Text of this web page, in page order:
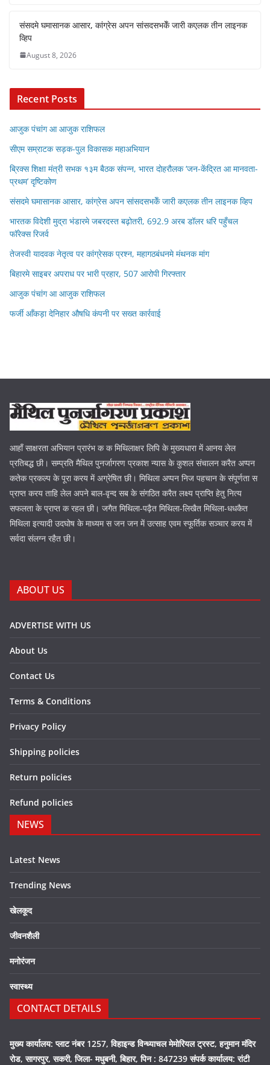
संसदमे घमासानक आसार, कांग्रेस अपन सांसदसभकेँ जारी कएलक तीन लाइनक
व्हिप
August 8, 2026
Recent Posts
आजुक पंचांग आ आजुक राशिफल
सीएम सम्राटक सड़क-पुल विकासक महाअभियान
ब्रिक्स शिक्षा मंत्री सभक १३म बैठक संपन्न, भारत दोहरौलक ‘जन-केंद्रित आ मानवता-
प्रथम’ दृष्टिकोण
संसदमे घमासानक आसार, कांग्रेस अपन सांसदसभकेँ जारी कएलक तीन लाइनक व्हिप
भारतक विदेशी मुद्रा भंडारमे जबरदस्त बढ़ोतरी, 692.9 अरब डॉलर धरि पहुँचल
फॉरेक्स रिजर्व
तेजस्वी यादवक नेतृत्व पर कांग्रेसक प्रश्न, महागठबंधनमे मंथनक मांग
बिहारमे साइबर अपराध पर भारी प्रहार, 507 आरोपी गिरफ्तार
आजुक पंचांग आ आजुक राशिफल
फर्जी आँकड़ा देनिहार औषधि कंपनी पर सख्त कार्रवाई
आहाँ साक्षरता अभियान प्रारंभ क क मिथिलाक्षर लिपि के मुख्यधारा में आनय लेल
प्रतिबद्ध छी। सम्प्रति मैथिल पुनर्जागरण प्रकाश न्यास के कुशल संचालन करैत अप्पन
कतेक प्रकल्प के पूरा करय में अग्रेषित छी। मिथिला अप्पन निज पहचान के संपूर्णता स
प्राप्त करय ताहि लेल अपने बाल-वृन्द सब के संगठित करैत लक्ष्य प्राप्ति हेतु नित्य
सफलता के प्राप्त क रहल छी। जगैत मिथिला-पढ़ैत मिथिला-लिखैत मिथिला-धधकैत
मिथिला इत्यादी उदघोष के माध्यम स जन जन में उत्साह एवम स्फूर्तिक सञ्चार करय में
सर्वदा संलग्न रहैत छी।
ABOUT US
ADVERTISE WITH US
About Us
Contact Us
Terms & Conditions
Privacy Policy
Shipping policies
Return policies
Refund policies
NEWS
Latest News
Trending News
खेलकूद
जीवनशैली
मनोरंजन
स्वास्थ्य
CONTACT DETAILS
मुख्य कार्यालय: प्लाट नंबर 1257, विहाइन्ड विन्ध्याचल मेमोरियल ट्रस्ट, हनुमान मंदिर
रोड, सागरपुर, सकरी, जिला- मधुबनी, बिहार, पिन : 847239 संपर्क कार्यालय: रांटी